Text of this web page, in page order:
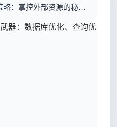
2026年第三方脚本优化策略：掌控外部资源的秘密武器